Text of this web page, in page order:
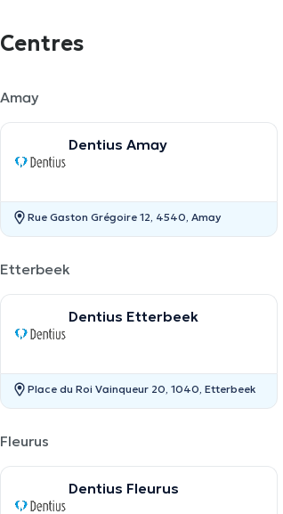
Centres
Amay
Dentius Amay
Rue Gaston Grégoire 12, 4540, Amay
Etterbeek
Dentius Etterbeek
Place du Roi Vainqueur 20, 1040, Etterbeek
Fleurus
Dentius Fleurus